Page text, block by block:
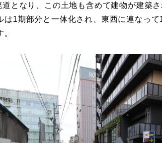
となり、この土地も含めて建物が建築
は1期部分と一体化され、東西に連なっ